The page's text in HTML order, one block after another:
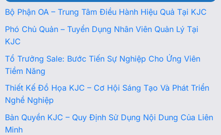
Bộ Phận OA – Trung Tâm Điều Hành Hiệu Quả Tại KJC
Phó Chủ Quản – Tuyển Dụng Nhân Viên Quản Lý Tại
KJC
Tổ Trưởng Sale: Bước Tiến Sự Nghiệp Cho Ứng Viên
Tiềm Năng
Thiết Kế Đồ Họa KJC – Cơ Hội Sáng Tạo Và Phát Triển
Nghề Nghiệp
Bản Quyền KJC – Quy Định Sử Dụng Nội Dung Của Liên
Minh